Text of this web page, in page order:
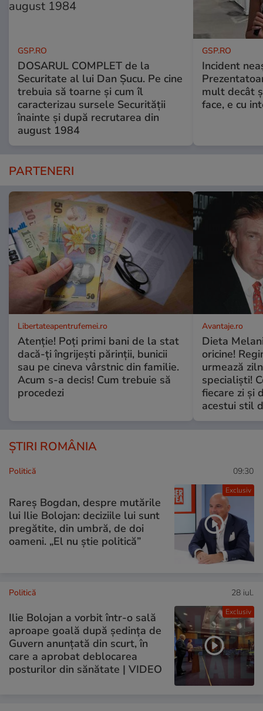
GSP.RO
DOSARUL COMPLET de la
Securitate al lui Dan Șucu. Pe cine
trebuia să toarne și cum îl
caracterizau sursele Securității
înainte și după recrutarea din
august 1984
GSP.RO
Incident
mult decât
face, e cu
PARTENERI
Libertateapentrufemei.ro
Atenție! Poți primi bani de la stat
dacă-ți îngrijești părinții, bunicii
sau pe cineva vârstnic din familie.
Acum s-a decis! Cum trebuie să
procedezi
Avantaje.ro
Dieta
oricine!
urmează
specialiști!
fiecare zi și
acestui stil
ȘTIRI ROMÂNIA
Exclusiv
Politică 09:30
Rareș Bogdan, despre mutările
lui Ilie Bolojan: deciziile lui sunt
pregătite, din umbră, de doi
oameni. „El nu știe politică”
Exclusiv
Politică 28 iul.
Ilie Bolojan a vorbit într-o sală
aproape goală după ședința de
Guvern anunțată din scurt, în
care a aprobat deblocarea
posturilor din sănătate | VIDEO